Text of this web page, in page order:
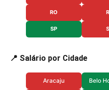
RO
SP
📍 Salário por Cidade
Aracaju Belo